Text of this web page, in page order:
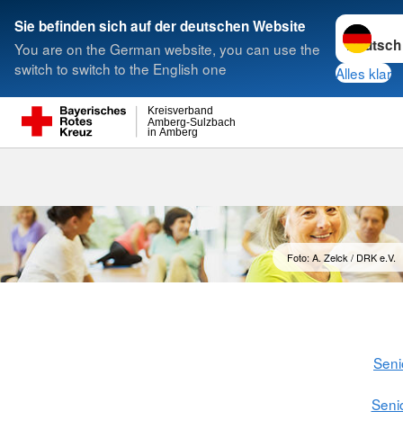
Sie befinden sich auf der deutschen Website
You are on the German website, you can use the
switch to switch to the English one
Sprache
Alles klar
in Amberg
Amberg-Sulzbach
Kreisverband
Suche
Foto: A. Zelck / DRK e.V.